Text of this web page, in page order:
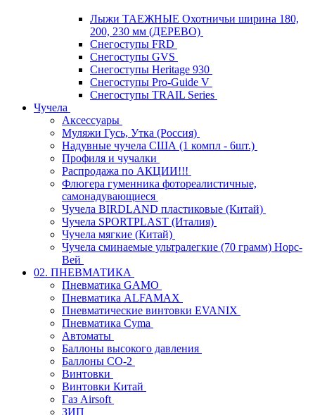
Лыжи ТАЕЖНЫЕ Охотничьи ширина 180,
200, 230 мм (ДЕРЕВО)
Снегоступы FRD
Снегоступы GVS
Снегоступы Heritage 930
Снегоступы Pro-Guide V
Снегоступы TRAIL Series
Чучела
Аксессуары
Муляжи Гусь, Утка (Россия)
Надувные чучела США (1 компл - 6шт.)
Профиля и чучалки
Распродажа по АКЦИИ!!!
Флюгера гуменника фотореалистичные,
самонадувающиеся
Чучела BIRDLAND пластиковые (Китай)
Чучела SPORTPLAST (Италия)
Чучела мягкие (Китай)
Чучела сминаемые ультралегкие (70 грамм) Норс-
Вей
02. ПНЕВМАТИКА
Пневматика GAMO
Пневматика ALFAMAX
Пневматические винтовки EVANIX
Пневматика Cyma
Автоматы
Баллоны высокого давления
Баллоны СО-2
Винтовки
Винтовки Китай
Газ Airsoft
ЗИП